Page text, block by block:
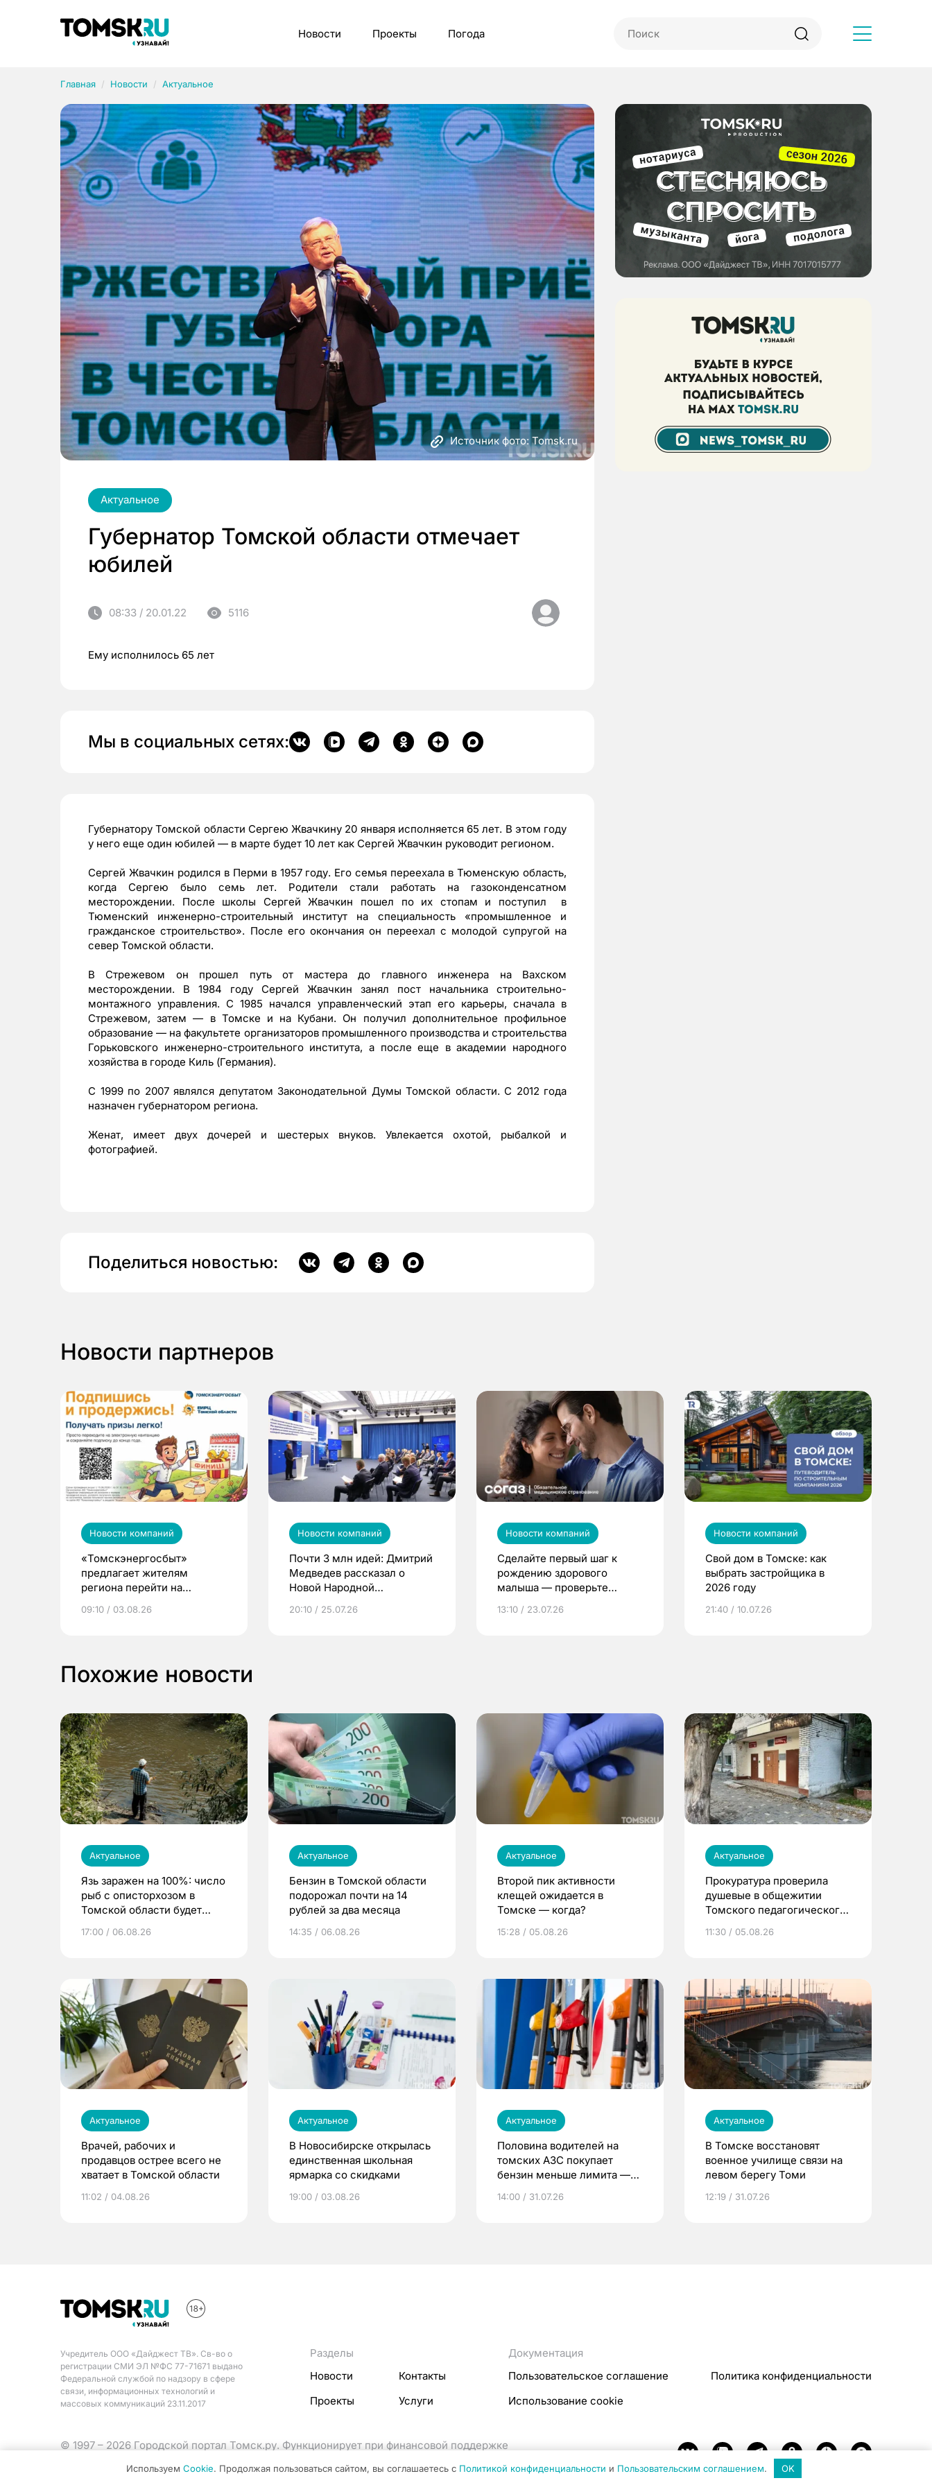
Новости Проекты Погода
Главная Новости Актуальное
Источник фото: Tomsk.ru
Актуальное
Губернатор Томской области отмечает
юбилей
08:33 / 20.01.22 5116
Ему исполнилось 65 лет
Мы в социальных сетях:
Губернатору Томской области Сергею Жвачкину 20 января исполняется 65 лет. В этом году
у него еще один юбилей — в марте будет 10 лет как Сергей Жвачкин руководит регионом.
Сергей Жвачкин родился в Перми в 1957 году. Его семья переехала в Тюменскую область,
когда Сергею было семь лет. Родители стали работать на газоконденсатном
месторождении. После школы Сергей Жвачкин пошел по их стопам и поступил в
Тюменский инженерно-строительный институт на специальность «промышленное и
гражданское строительство». После его окончания он переехал с молодой супругой на
север Томской области.
В Стрежевом он прошел путь от мастера до главного инженера на Вахском
месторождении. В 1984 году Сергей Жвачкин занял пост начальника строительно-
монтажного управления. С 1985 начался управленческий этап его карьеры, сначала в
Стрежевом, затем — в Томске и на Кубани. Он получил дополнительное профильное
образование — на факультете организаторов промышленного производства и строительства
Горьковского инженерно-строительного института, а после еще в академии народного
хозяйства в городе Киль (Германия).
С 1999 по 2007 являлся депутатом Законодательной Думы Томской области. С 2012 года
назначен губернатором региона.
Женат, имеет двух дочерей и шестерых внуков. Увлекается охотой, рыбалкой и
фотографией.
Поделиться новостью:
Новости партнеров
Новости компаний
«Томскэнергосбыт»
предлагает жителям
региона перейти на
выиграть призы
09:10 / 03.08.26
Новости компаний
Почти 3 млн идей: Дмитрий
Медведев рассказал о
Новой Народной
20:10 / 25.07.26
Новости компаний
Сделайте первый шаг к
рождению здорового
малыша — проверьте
по ОМС!
13:10 / 23.07.26
Новости компаний
Свой дом в Томске: как
выбрать застройщика в
2026 году
21:40 / 10.07.26
Похожие новости
Актуальное
Язь заражен на 100%: число
рыб с описторхозом в
Томской области будет
17:00 / 06.08.26
Актуальное
Бензин в Томской области
подорожал почти на 14
рублей за два месяца
14:35 / 06.08.26
Актуальное
Второй пик активности
клещей ожидается в
Томске — когда?
15:28 / 05.08.26
Актуальное
Прокуратура проверила
душевые в общежитии
Томского педагогического
11:30 / 05.08.26
Актуальное
Врачей, рабочих и
продавцов острее всего не
хватает в Томской области
11:02 / 04.08.26
Актуальное
В Новосибирске открылась
единственная школьная
ярмарка со скидками
19:00 / 03.08.26
Актуальное
Половина водителей на
томских АЗС покупает
бензин меньше лимита —
14:00 / 31.07.26
Актуальное
В Томске восстановят
военное училище связи на
левом берегу Томи
12:19 / 31.07.26
Учредитель ООО «Дайджест ТВ». Св-во о
регистрации СМИ ЭЛ №ФС 77-71671 выдано
Федеральной службой по надзору в сфере
связи, информационных технологий и
массовых коммуникаций 23.11.2017
Разделы
Новости
Контакты
Проекты
Услуги
Документация
Пользовательское соглашение
Политика конфиденциальности
Использование cookie
© 1997 – 2026 Городской портал Томск.ру. Функционирует при финансовой поддержке
Рубрики
Используем Cookie. Продолжая пользоваться сайтом, вы соглашаетесь с Политикой конфиденциальности и Пользовательским соглашением. OK